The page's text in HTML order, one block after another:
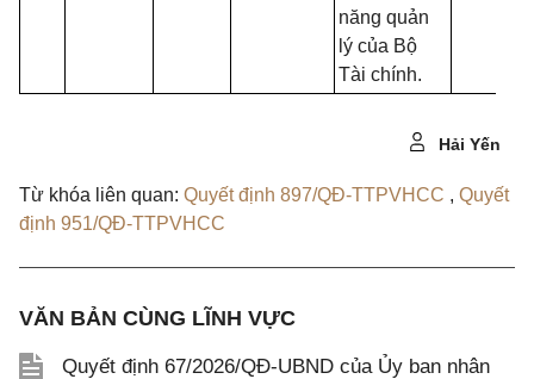
năng quản
lý của Bộ
Tài chính.
Hải Yến
Từ khóa liên quan: Quyết định 897/QĐ-TTPVHCC , Quyết
định 951/QĐ-TTPVHCC
VĂN BẢN CÙNG LĨNH VỰC
Quyết định 67/2026/QĐ-UBND của Ủy ban nhân